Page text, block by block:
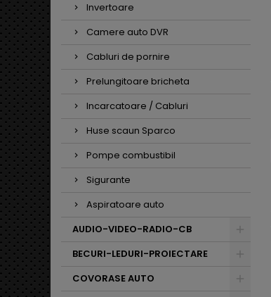
Invertoare
Camere auto DVR
Cabluri de pornire
Prelungitoare bricheta
Incarcatoare / Cabluri
Huse scaun Sparco
Pompe combustibil
Sigurante
Aspiratoare auto
AUDIO-VIDEO-RADIO-CB
BECURI-LEDURI-PROIECTARE
COVORASE AUTO